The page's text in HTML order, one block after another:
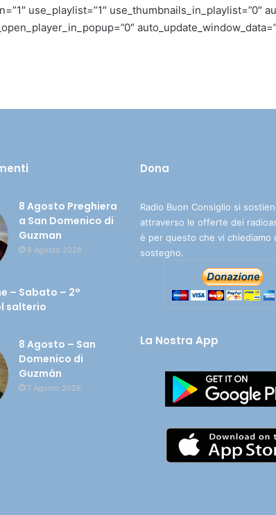
use_playlist=”1″ use_thumbnails_in_playlist=”0″
8 Agosto Preghiera
a San Domenico di
Guzman
8 Agosto 2026
– Sabato – 2°
salterio
8 Agosto – San
Domenico di
Guzmán
7 Agosto 2026
Dona
Radio Buon Consiglio si
attraverso le offerte dei
è per questo che vi chiediamo
sostegno.
La Nostra App